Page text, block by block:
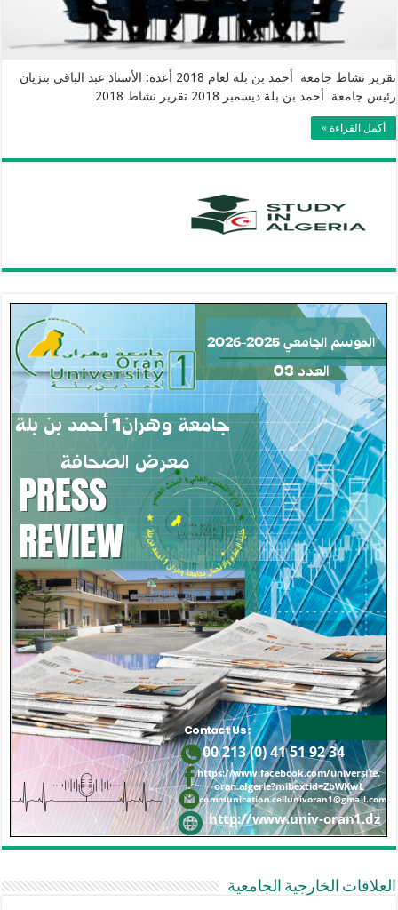
تقرير نشاط جامعة أحمد بن بلة لعام 2018 أعده: الأستاذ عبد الباقي بنزيان
رئيس جامعة أحمد بن بلة ديسمبر 2018 تقرير نشاط 2018
أكمل القراءة »
العلاقات الخارجية الجامعية